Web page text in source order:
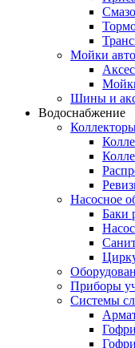
Мойки
Шины и
Водоснабжение
Насосное
Баки
Приборы
Системы